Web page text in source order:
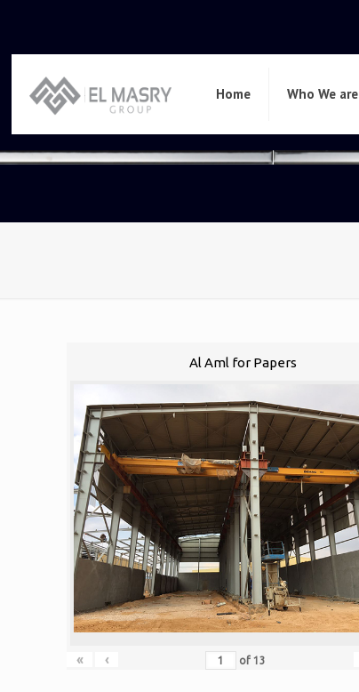
Home Who We are
Al Aml for Papers
« ‹ of13